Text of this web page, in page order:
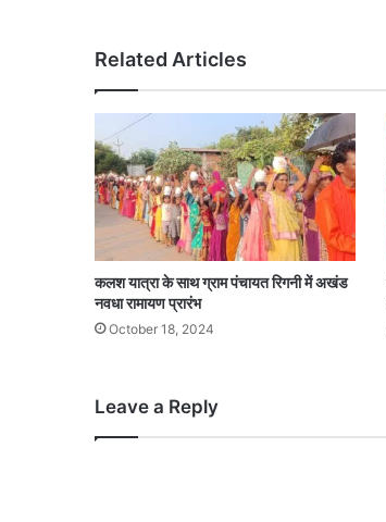
Related Articles
कलश यात्रा के साथ ग्राम पंचायत रिगनी में अखंड
नवधा रामायण प्रारंभ
October 18, 2024
Leave a Reply